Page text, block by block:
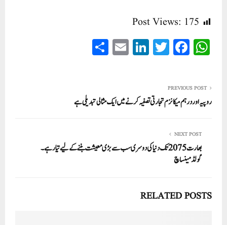
Post Views: 175
W
ha
A
pp
Fa
ce
ok
T
wi
r
Li
nk
In
E
m
PREVIOUS POST
روپیہ اور درہم میکانزم تجارتی تصفیہ کرنے میں ایک مثالی تبدیلی ہے
NEXT POST
بھارت 2075 تک دنیا کی دوسری سب سے بڑی معیشت بننے کے لیے تیار ہے۔
گولڈمینساچ
RELATED POSTS